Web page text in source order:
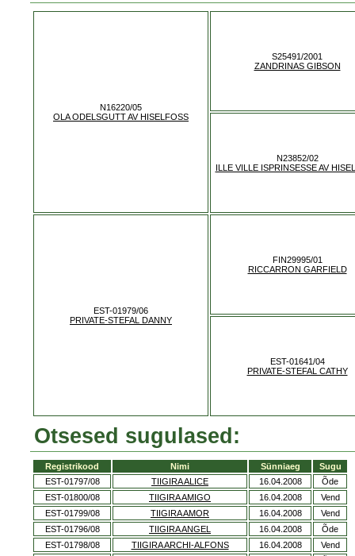
N16220/05
OLA ODELSGUTT AV HISELFOSS
S25491/2001
ZANDRINAS GIBSON
N23852/02
ILLE VILLE ISPRINSESSE AV
EST-01979/06
PRIVATE-STEFAL DANNY
FIN29995/01
RICCARRON GARFIELD
EST-01641/04
PRIVATE-STEFAL CATHY
Otsesed sugulased:
Registrikood Nimi Sünniaeg
Sugu
EST-01797/08
TIIGIRA ALICE 16.04.2008
Õde
EST-01800/08
TIIGIRA AMIGO 16.04.2008
Vend
EST-01799/08
TIIGIRA AMOR 16.04.2008
Vend
EST-01796/08
TIIGIRA ANGEL 16.04.2008
Õde
EST-01798/08
TIIGIRA ARCHI-ALFONS 16.04.2008
Vend